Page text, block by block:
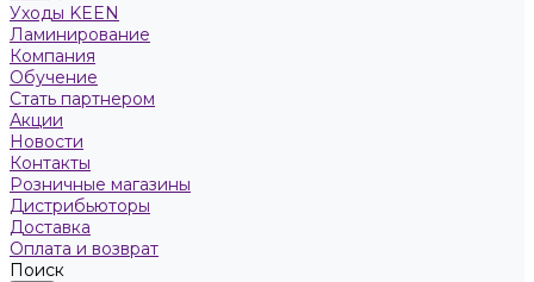
Уходы KEEN
Ламинирование
Компания
Обучение
Стать партнером
Акции
Новости
Контакты
Розничные магазины
Дистрибьюторы
Доставка
Оплата и возврат
Поиск